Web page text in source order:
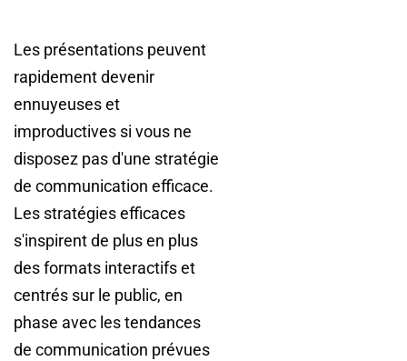
Les présentations peuvent
rapidement devenir
ennuyeuses et
improductives si vous ne
disposez pas d'une stratégie
de communication efficace.
Les stratégies efficaces
s'inspirent de plus en plus
des formats interactifs et
centrés sur le public, en
phase avec les tendances
de communication prévues